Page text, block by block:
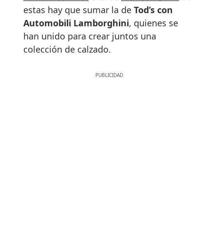
estas hay que sumar la de Tod’s con
Automobili Lamborghini, quienes se
han unido para crear juntos una
colección de calzado.